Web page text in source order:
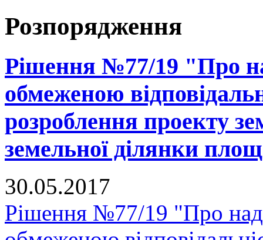
Розпорядження
Рішення №77/19 "Про
обмеженою
розроблення проекту
земельної ділянки
30.05.2017
Рішення №77/19 "Про